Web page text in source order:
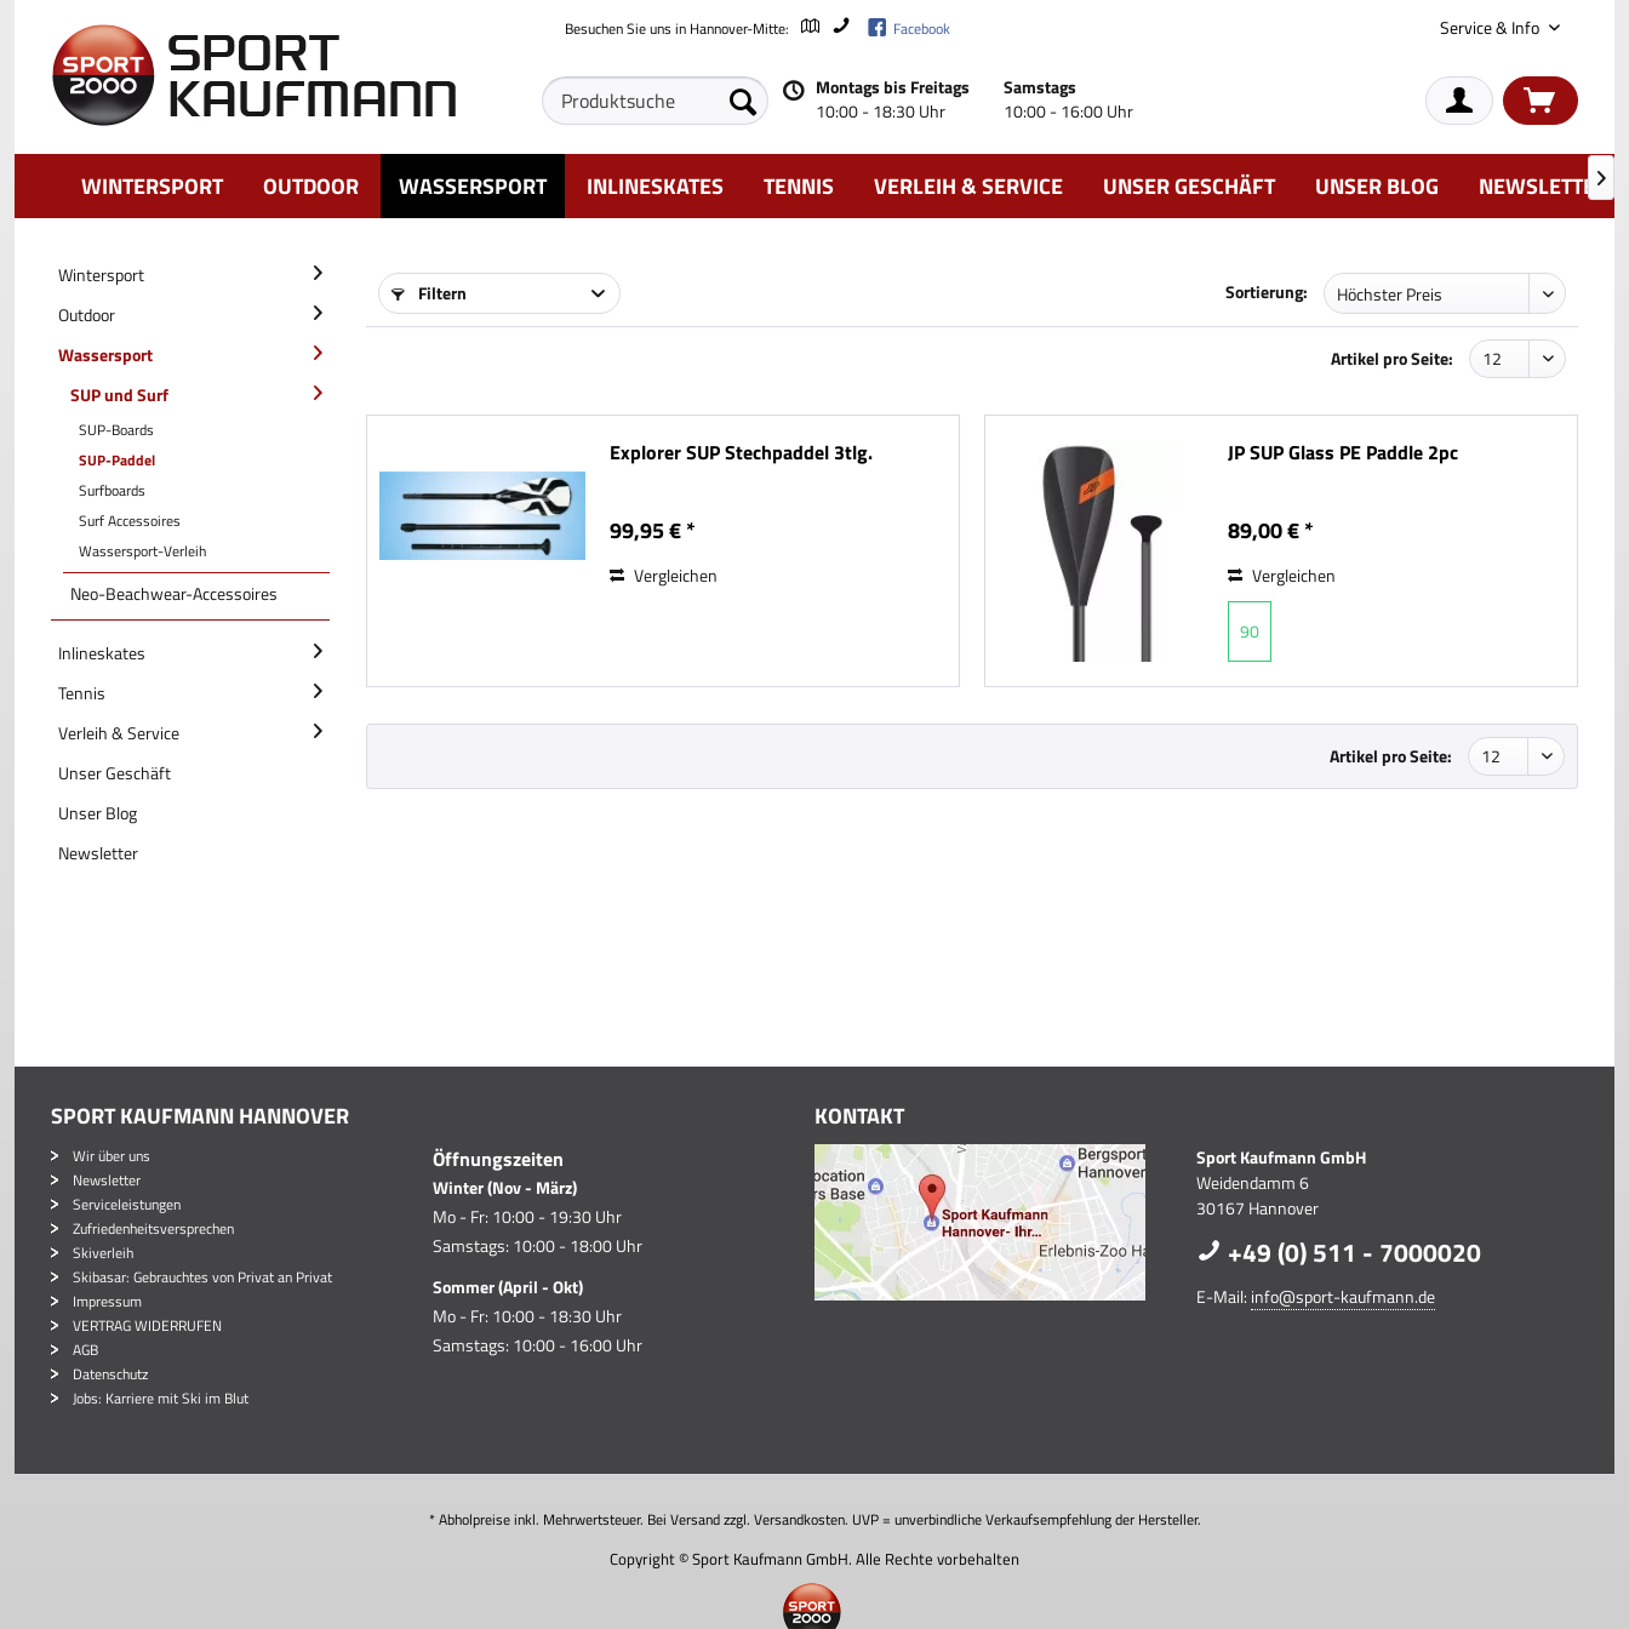
Besuchen Sie uns in Hannover-Mitte: Facebook Service & Info
Montags bis Freitags
10:00 - 18:30 Uhr
Samstags
10:00 - 16:00 Uhr
WINTERSPORT OUTDOOR WASSERSPORT INLINESKATES TENNIS VERLEIH & SERVICE UNSER GESCHÄFT UNSER BLOG NEWSLETTER

Wintersport
Outdoor
Wassersport
SUP und Surf
SUP-Boards
SUP-Paddel
Surfboards
Surf Accessoires
Wassersport-Verleih
Neo-Beachwear-Accessoires
Inlineskates
Tennis
Verleih & Service
Unser Geschäft
Unser Blog
Newsletter
Filtern Sortierung:
Artikel pro Seite:
Explorer SUP Stechpaddel 3tlg.
99,95 € *
Vergleichen
JP SUP Glass PE Paddle 2pc
89,00 € *
Vergleichen
90
Artikel pro Seite:
SPORT KAUFMANN HANNOVER
Wir über uns
Newsletter
Serviceleistungen
Zufriedenheitsversprechen
Skiverleih
Skibasar: Gebrauchtes von Privat an Privat
Impressum
VERTRAG WIDERRUFEN
AGB
Datenschutz
Jobs: Karriere mit Ski im Blut
Öffnungszeiten
Winter (Nov - März)
Mo - Fr: 10:00 - 19:30 Uhr
Samstags: 10:00 - 18:00 Uhr
Sommer (April - Okt)
Mo - Fr: 10:00 - 18:30 Uhr
Samstags: 10:00 - 16:00 Uhr
KONTAKT
Sport Kaufmann GmbH
Weidendamm 6
30167 Hannover
+49 (0) 511 - 7000020
E-Mail: info@sport-kaufmann.de
* Abholpreise inkl. Mehrwertsteuer. Bei Versand zzgl. Versandkosten. UVP = unverbindliche Verkaufsempfehlung der Hersteller.
Copyright © Sport Kaufmann GmbH. Alle Rechte vorbehalten